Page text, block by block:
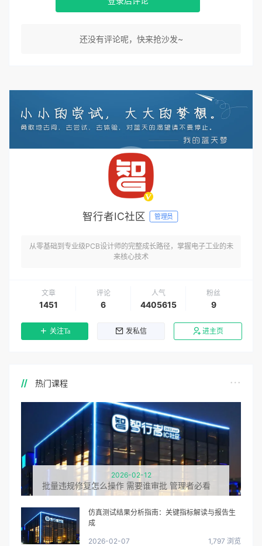
还没有评论呢，快来抢沙发~
智行者IC社区 管理员
从零基础到专业级PCB设计师的完整成长路径，掌握电子工业的未
来核心技术
文章
1451
评论
6
人气
4405615
粉丝
9
关注Ta 发私信 进主页
热门课程
2026-02-12
批量违规修复怎么操作 需要谁审批 管理者必看
仿真测试结果分析指南：关键指标解读与报告生
成
2026-02-07 1,797 浏览